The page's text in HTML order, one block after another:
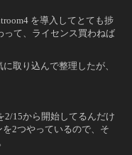
を導入してとても捗
って、ライセンス買わねば
取り込んで整理したが、
2/15から開始してるんだけ
2つやっているので、そ